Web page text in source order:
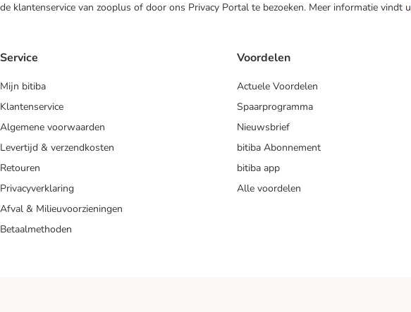
de klantenservice van zooplus of door ons Privacy Portal te bezoeken. Meer informatie vindt u
Service
Mijn bitiba
Klantenservice
Algemene voorwaarden
Levertijd & verzendkosten
Retouren
Privacyverklaring
Afval & Milieuvoorzieningen
Betaalmethoden
Voordelen
Actuele Voordelen
Spaarprogramma
Nieuwsbrief
bitiba Abonnement
bitiba app
Alle voordelen